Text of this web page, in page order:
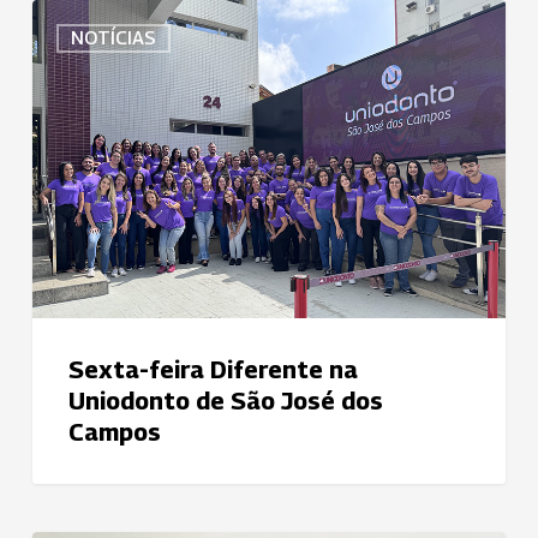
NOTÍCIAS
Sexta-
feira
Diferente
na
Uniodonto
de
São
José
dos
Campos
Sexta-feira Diferente na
Uniodonto de São José dos
Campos